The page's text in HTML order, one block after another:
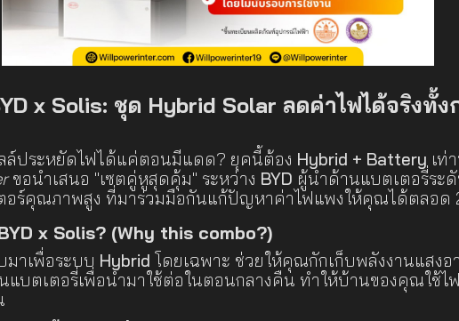
x Solis: ชุด Hybrid Solar ลดค่าไฟได้จริงทั้ง
ลล์ประหยัดไฟได้แค่ตอนมีแดด? ยุคนี้ต้อง Hybrid + Battery เท่
ขอนำเสนอ "เซตคู่หูสุดคุ้ม" ระหว่าง BYD ผู้นำด้านแบตเตอรี่ระ
ตอร์คุณภาพสูง ที่มาร่วมมือกันแก้ปัญหาค่าไฟแพงให้คุณได้ตลอด
x Solis? (Why this combo?)
าเพื่อระบบ Hybrid โดยเฉพาะ ช่วยให้คุณกักเก็บพลังงานแสงอ
แบตเตอรี่เพื่อนำมาใช้ต่อในตอนกลางคืน ทำให้บ้านของคุณใช้ไ